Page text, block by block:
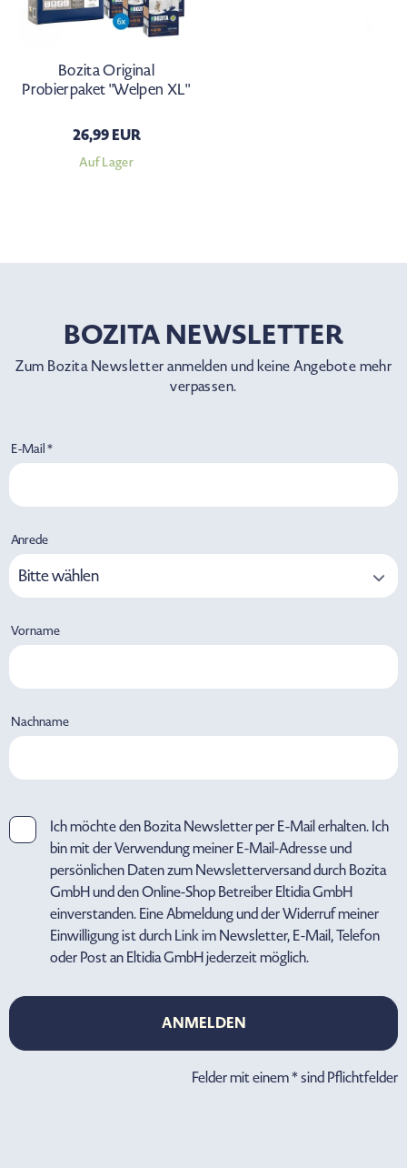
Bozita Original
Probierpaket "Welpen XL"
26,99 EUR
Auf Lager
BOZITA NEWSLETTER
Zum Bozita Newsletter anmelden und keine Angebote mehr
verpassen.
E-Mail *
Anrede
Bitte wählen
Vorname
Nachname
Ich möchte den Bozita Newsletter per E-Mail erhalten. Ich
bin mit der Verwendung meiner E-Mail-Adresse und
persönlichen Daten zum Newsletterversand durch Bozita
GmbH und den Online-Shop Betreiber Eltidia GmbH
einverstanden. Eine Abmeldung und der Widerruf meiner
Einwilligung ist durch Link im Newsletter, E-Mail, Telefon
oder Post an Eltidia GmbH jederzeit möglich.
ANMELDEN
ANMELDEN
Felder mit einem * sind Pflichtfelder